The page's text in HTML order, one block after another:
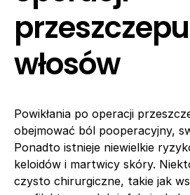
przeszczepu
włosów
Powikłania po operacji
obejmować ból pooperacyjny,
Ponadto istnieje niewielkie
keloidów i martwicy skóry.
czysto chirurgiczne, takie jak